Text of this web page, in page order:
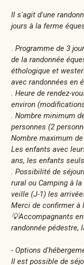
Il s'agit d'une
jours à la ferme
. Programme de 3
de la randonnée
éthologique et
avec randonnées en
. Heure de rendez-
environ
. Nombre minimum
personnes (2
Nombre maximum
Les enfants avec
ans, les enfants
. Possibilité de
rural ou Camping à
veille (J-1) les
Merci de confirmer à
💡Accompagnants
randonnée pédestre,
- Options
Il est possible de